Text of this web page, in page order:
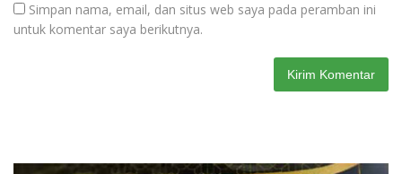
Simpan nama, email, dan situs web saya pada peramban ini
untuk komentar saya berikutnya.